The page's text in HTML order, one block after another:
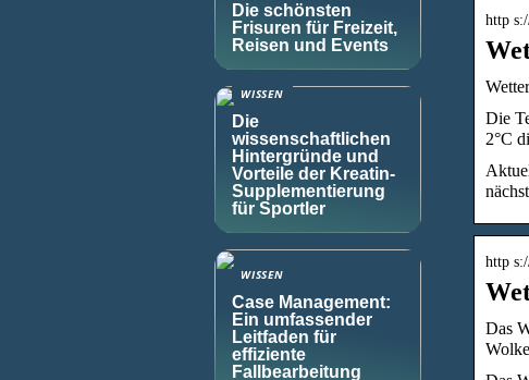
http
Die
2°C
http
Das
Die schönsten
Frisuren für Freizeit,
Reisen und Events
WISSEN
Die
wissenschaftlichen
Hintergründe und
Vorteile der Kreatin-
Supplementierung
für Sportler
WISSEN
Case Management:
Ein umfassender
Leitfaden für
effiziente
Fallbearbeitung